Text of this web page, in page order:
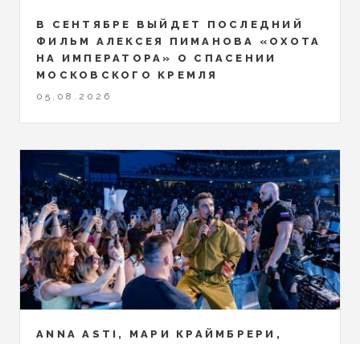
В СЕНТЯБРЕ ВЫЙДЕТ ПОСЛЕДНИЙ
ФИЛЬМ АЛЕКСЕЯ ПИМАНОВА «ОХОТА
НА ИМПЕРАТОРА» О СПАСЕНИИ
МОСКОВСКОГО КРЕМЛЯ
05.08.2026
ANNA ASTI, МАРИ КРАЙМБРЕРИ,